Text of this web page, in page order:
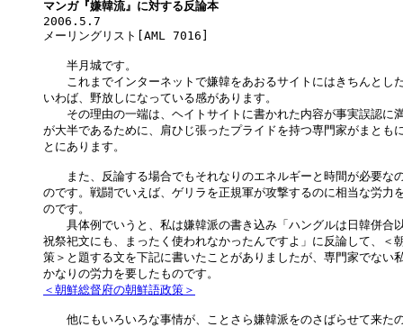
マンガ『嫌韓流』に対する反論本
2006.5.7
メーリングリスト[AML 7016]
半月城です。
これまでインターネットで嫌韓をあおるサイトにはきちんとし
いわば、野放しになっている感があります。
その理由の一端は、ヘイトサイトに書かれた内容が事実誤認に
が大半であるために、肩ひじ張ったプライドを持つ専門家がまとも
とにあります。
また、反論する場合でもそれなりのエネルギーと時間が必要な
のです。戦闘でいえば、ゲリラを正規軍が攻撃するのに相当な労力
のです。
具体例でいうと、私は嫌韓派の書き込み「ハングルは日韓併合
祝祭祀文にも、まったく使われなかったんですよ」に反論して、＜
策＞と題する文を下記に書いたことがありましたが、専門家でない
＜朝鮮総督府の朝鮮語政策＞
他にもいろいろな事情が、ことさら嫌韓派をのさばらせて来た